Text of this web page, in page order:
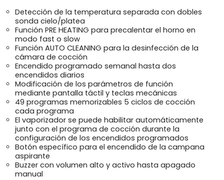
Detección de la temperatura separada con dobles
sonda cielo/platea
Función PRE HEATING para precalentar el horno en
modo fast o slow
Función AUTO CLEANING para la desinfección de la
cámara de cocción
Encendido programado semanal hasta dos
encendidos diarios
Modificación de los parámetros de función
mediante pantalla táctil y teclas mecánicas
49 programas memorizables 5 ciclos de cocción
cada programa
El vaporizador se puede habilitar automáticamente
junto con el programa de cocción durante la
configuración de los encendidos programados
Botón específico para el encendido de la campana
aspirante
Buzzer con volumen alto y activo hasta apagado
manual